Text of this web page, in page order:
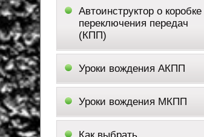
Автоинструктор о коробке
переключения передач
(КПП)
Уроки вождения АКПП
Уроки вождения МКПП